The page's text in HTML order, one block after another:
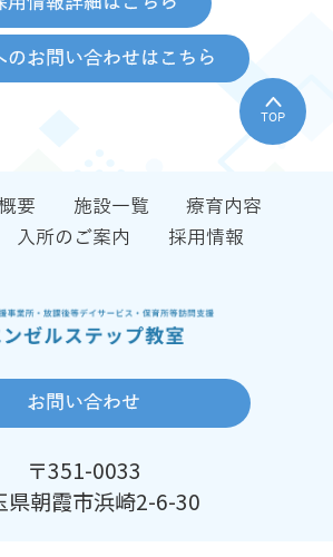
のお問い合わせはこちら
TOP
要 施設一覧
療育内容
入所のご案内
採用情報
お問い合わせ
〒351-0033
県朝霞市浜崎2-6-30